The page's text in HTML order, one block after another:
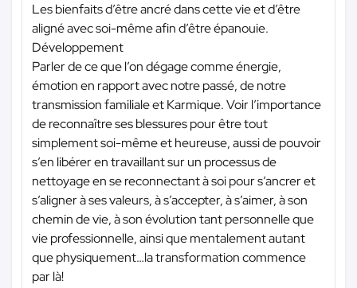
Les bienfaits d’être ancré dans cette vie et d’être
aligné avec soi-même afin d’être épanouie.
Développement
Parler de ce que l’on dégage comme énergie,
émotion en rapport avec notre passé, de notre
transmission familiale et Karmique. Voir l’importance
de reconnaître ses blessures pour être tout
simplement soi-même et heureuse, aussi de pouvoir
s’en libérer en travaillant sur un processus de
nettoyage en se reconnectant à soi pour s’ancrer et
s’aligner à ses valeurs, à s’accepter, à s’aimer, à son
chemin de vie, à son évolution tant personnelle que
vie professionnelle, ainsi que mentalement autant
que physiquement…la transformation commence
par là!